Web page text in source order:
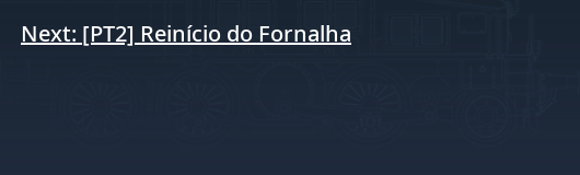
Next: [PT2] Reinício do Fornalha